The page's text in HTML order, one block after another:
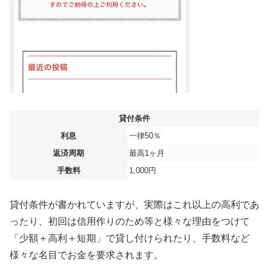
貸付条件
利息
一律50％
返済周期
最高1ヶ月
手数料
1,000円
貸付条件が書かれていますが、実際はこれ以上の高利であ
ったり、初回は信用作りのため等と様々な理由をつけて
「少額＋高利＋短期」で貸し付けられたり、手数料など
様々な名目でお金を要求されます。